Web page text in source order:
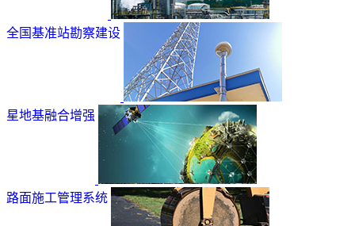
全国基准站勘察建设
星地基融合增强
路面施工管理系统